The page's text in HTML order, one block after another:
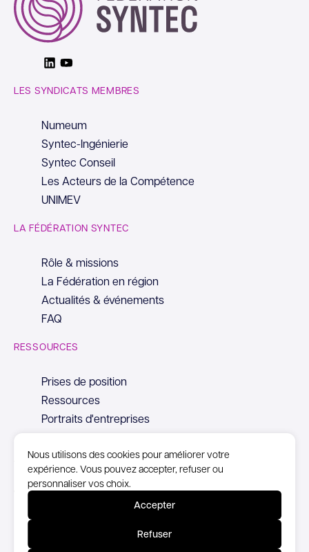
Nous utilisons des cookies pour améliorer votre
expérience. Vous pouvez accepter, refuser ou
personnaliser vos choix.
Accepter
Refuser
LinkedinYoutube
LES SYNDICATS MEMBRES
Numeum
Syntec-Ingénierie
Syntec Conseil
Les Acteurs de la Compétence
UNIMEV
LA FÉDÉRATION SYNTEC
Rôle & missions
La Fédération en région
Actualités & événements
FAQ
RESSOURCES
Prises de position
Ressources
Portraits d'entreprises
© Copyright Syntec, 2026
Politique de confidentialité